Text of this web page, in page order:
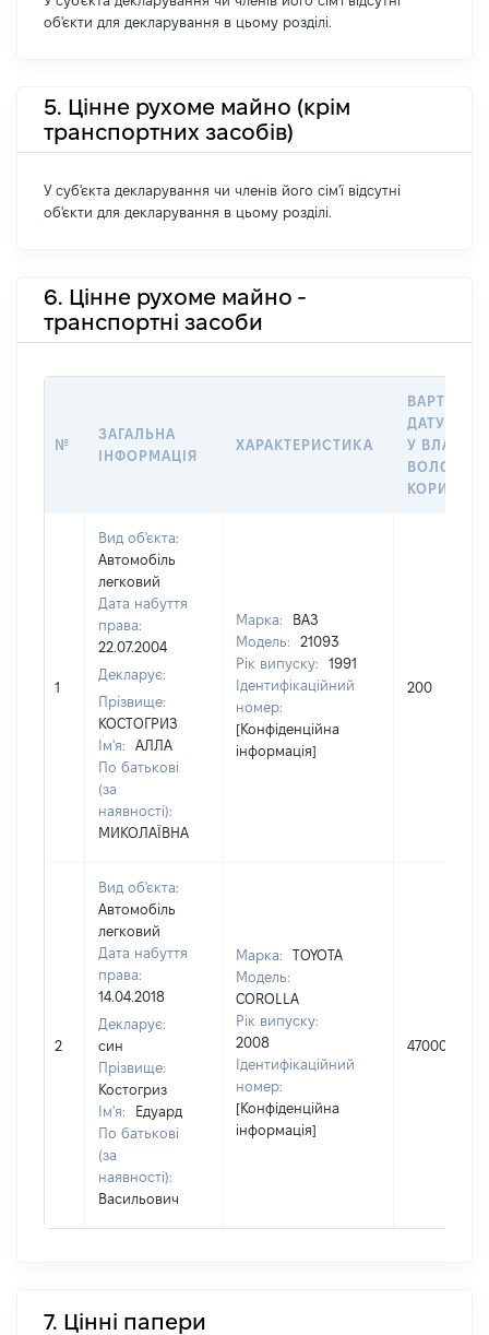
об'єкти для декларування в цьому розділі.
5. Цінне рухоме майно (крім
транспортних засобів)
У суб'єкта декларування чи членів його сім'ї відсутні
об'єкти для декларування в цьому розділі.
6. Цінне рухоме майно -
транспортні засоби
№
ЗАГАЛЬНА
ІНФОРМАЦІЯ
ХАРАКТЕРИСТИКА
ВАРТІСТЬ
ДАТУ
У
1
Вид об'єкта:
Автомобіль
легковий
Дата набуття
права:
22.07.2004
Декларує:
Прізвище:
КОСТОГРИЗ
Ім'я:
АЛЛА
По батькові
(за
наявності):
МИКОЛАЇВНА
Марка:
ВАЗ
Модель:
21093
Рік випуску:
1991
Ідентифікаційний
номер:
[Конфіденційна
інформація]
200
2
Вид об'єкта:
Автомобіль
легковий
Дата набуття
права:
14.04.2018
Декларує:
син
Прізвище:
Костогриз
Ім'я:
Едуард
По батькові
(за
наявності):
Васильович
Марка:
TOYOTA
Модель:
COROLLA
Рік випуску:
2008
Ідентифікаційний
номер:
[Конфіденційна
інформація]
47000
7. Цінні папери